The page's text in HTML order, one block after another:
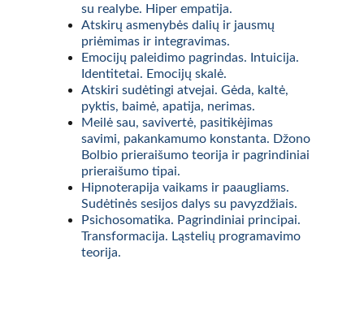
su realybe. Hiper empatija.
Atskirų asmenybės dalių ir jausmų
priėmimas ir integravimas.
Emocijų paleidimo pagrindas. Intuicija.
Identitetai. Emocijų skalė.
Atskiri sudėtingi atvejai. Gėda, kaltė,
pyktis, baimė, apatija, nerimas.
Meilė sau, savivertė, pasitikėjimas
savimi, pakankamumo konstanta. Džono
Bolbio prieraišumo teorija ir pagrindiniai
prieraišumo tipai.
Hipnoterapija vaikams ir paaugliams.
Sudėtinės sesijos dalys su pavyzdžiais.
Psichosomatika. Pagrindiniai principai.
Transformacija. Ląstelių programavimo
teorija.